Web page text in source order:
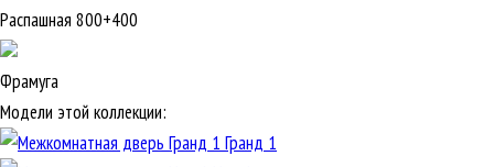
Распашная 800+400
Фрамуга
Модели этой коллекции:
Гранд 1